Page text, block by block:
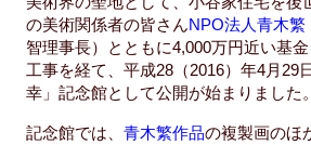
の美術関係者の皆さんNPO法人青木繁
智理事長）とともに4,000万円近い基
工事を経て、平成28（2016）年4月29
幸」記念館として公開が始まりました。
記念館では、 青木繁作品の複製画のほ